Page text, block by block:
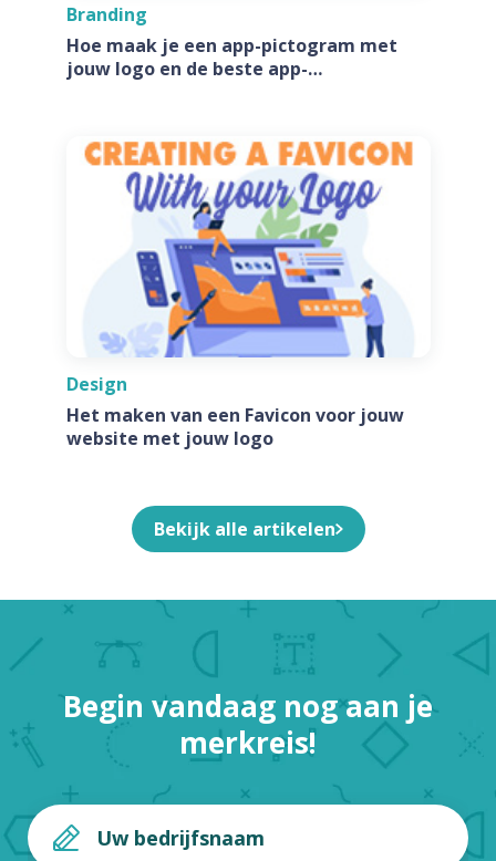
Branding
Hoe maak je een app-pictogram met
jouw logo en de beste app-
Design
Het maken van een Favicon voor jouw
website met jouw logo
Bekijk alle artikelen
Begin vandaag nog aan je
merkreis!